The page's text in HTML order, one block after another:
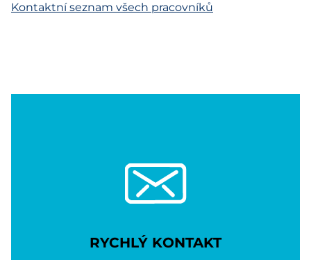
Kontaktní seznam všech pracovníků
RYCHLÝ KONTAKT